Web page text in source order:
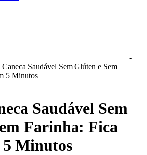
-
Caneca Saudável Sem Glúten e Sem
5 Minutos
Saudável Sem
Farinha: Fica
Minutos